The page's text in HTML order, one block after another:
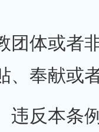
体或者非
、奉献或
违反本条